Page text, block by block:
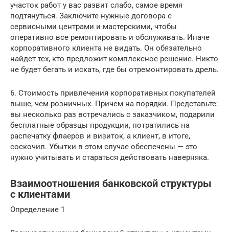
участок работ у вас развит слабо, самое время
подтянуться. Заключите нужные договора с
сервисными центрами и мастерскими, чтобы
оперативно все ремонтировать и обслуживать. Иначе
корпоративного клиента не видать. Он обязательно
найдет тех, кто предложит комплексное решение. Никто
не будет бегать и искать, где бы отремонтировать дрель.
6. Стоимость привлечения корпоративных покупателей
выше, чем розничных. Причем на порядки. Представьте:
вы несколько раз встречались с заказчиком, подарили
бесплатные образцы продукции, потратились на
распечатку флаеров и визиток, а клиент, в итоге,
соскочил. Убытки в этом случае обеспечены — это
нужно учитывать и стараться действовать наверняка.
Взаимоотношения банковской структуры
с клиентами
Определение 1